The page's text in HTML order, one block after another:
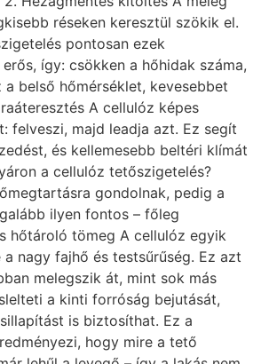
réseken keresztül szökik el.
pontosan ezek
így: csökken a hőhidak száma,
belső hőmérséklet, kevesebbet
A cellulóz képes
felveszi, majd leadja azt. Ez segít
és kellemesebb beltéri klímát
a cellulóz tetőszigetelés?
gondolnak, pedig a
ilyen fontos – főleg
hőtároló tömeg A cellulóz egyik
nagy fajhő és testsűrűség. Ez azt
melegszik át, mint sok más
a kinti forróság bejutását,
is biztosíthat. Ez a
hogy mire a tető